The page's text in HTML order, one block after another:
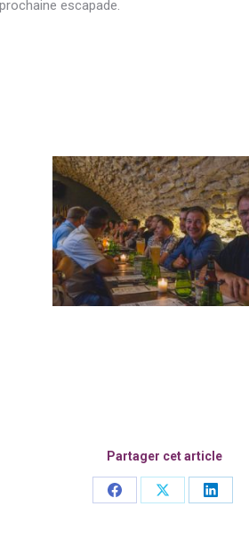
escapade.
Partager cet article
Share
Share
Share